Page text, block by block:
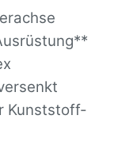
Kunststoff-